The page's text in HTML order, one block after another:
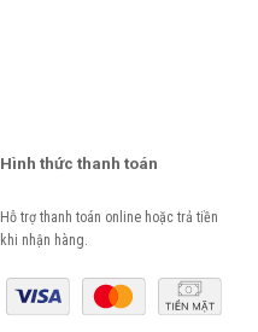
Hình thức thanh toán
Hỗ trợ thanh toán online hoặc trả tiền
khi nhận hàng.